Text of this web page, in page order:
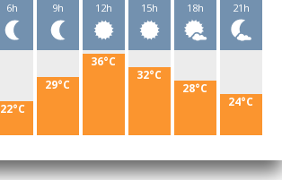
6h
22°C
9h
29°C
12h
36°C
15h
32°C
18h
28°C
21h
24°C